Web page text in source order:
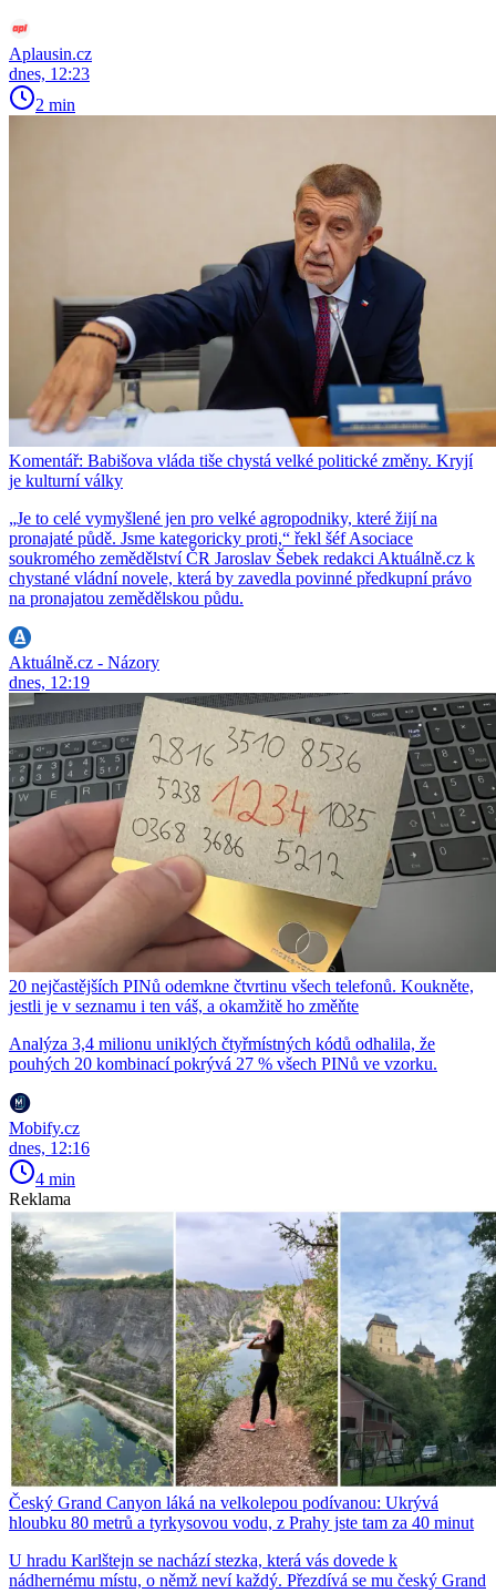
Aplausin.cz
dnes, 12:23
2 min
Komentář: Babišova vláda tiše chystá velké politické změny. Kryjí
je kulturní války
„Je to celé vymyšlené jen pro velké agropodniky, které žijí na
pronajaté půdě. Jsme kategoricky proti,“ řekl šéf Asociace
soukromého zemědělství ČR Jaroslav Šebek redakci Aktuálně.cz k
chystané vládní novele, která by zavedla povinné předkupní právo
na pronajatou zemědělskou půdu.
Aktuálně.cz - Názory
dnes, 12:19
20 nejčastějších PINů odemkne čtvrtinu všech telefonů. Koukněte,
jestli je v seznamu i ten váš, a okamžitě ho změňte
Analýza 3,4 milionu uniklých čtyřmístných kódů odhalila, že
pouhých 20 kombinací pokrývá 27 % všech PINů ve vzorku.
Mobify.cz
dnes, 12:16
4 min
Reklama
Český Grand Canyon láká na velkolepou podívanou: Ukrývá
hloubku 80 metrů a tyrkysovou vodu, z Prahy jste tam za 40 minut
U hradu Karlštejn se nachází stezka, která vás dovede k
nádhernému místu, o němž neví každý. Přezdívá se mu český Grand